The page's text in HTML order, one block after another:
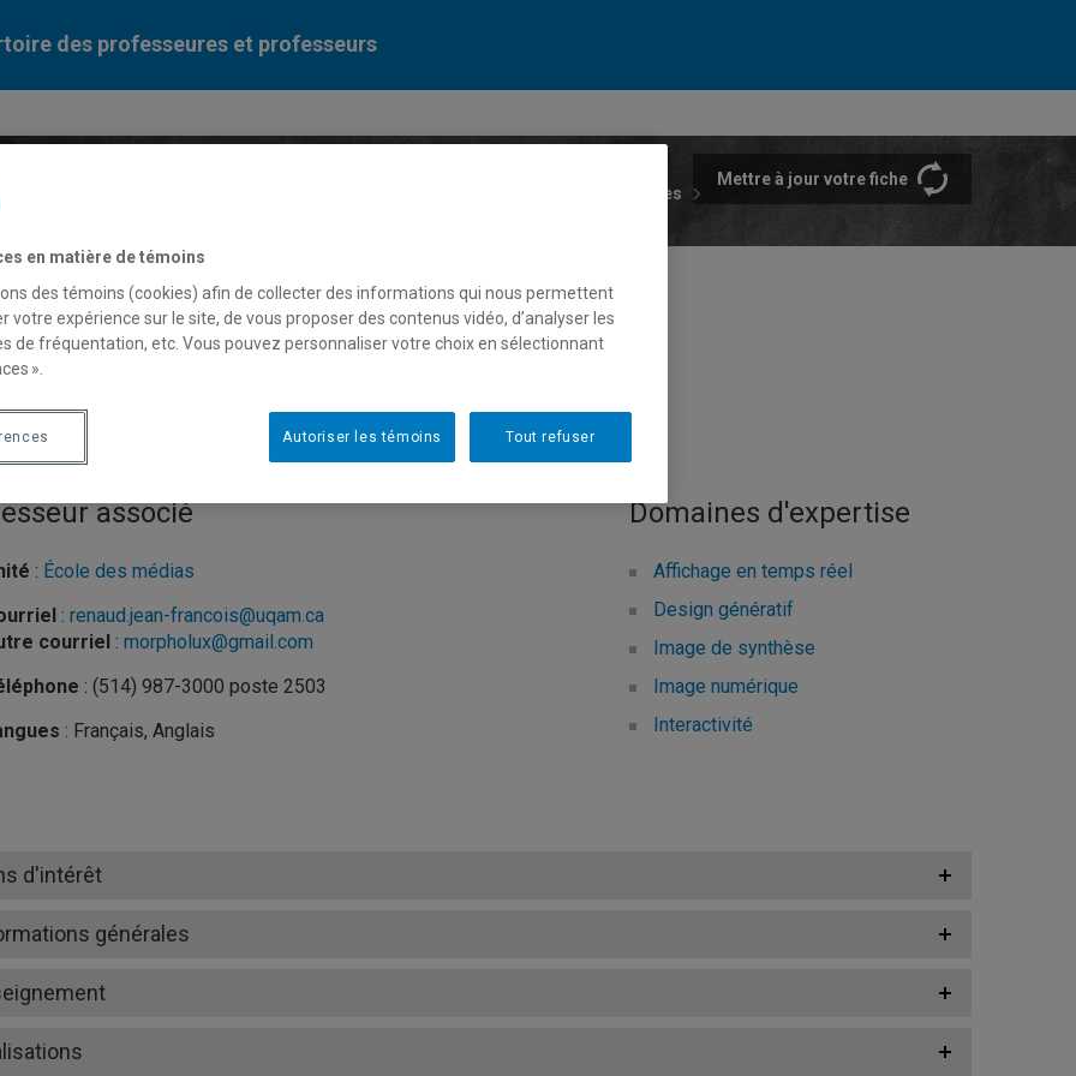
des professeures et professeurs
Liste des professeures et professeurs par départements et écoles
Mettre à jour votre fiche
François Renaud
associé
: École des médias
: renaud.jean-francois@uqam.ca
courriel: morpholux@gmail.com
: (514) 987-3000 poste 2503
: Français, Anglais
Domaines d'expertise
Affichage en temps réel
Design génératif
Image de synthèse
Image numérique
Interactivité
d'intérêt
générales
en matière de témoins
des témoins (cookies) afin de collecter des informations qui nous permettent
votre expérience sur le site, de vous proposer des contenus vidéo, d’analyser les
de fréquentation, etc. Vous pouvez personnaliser votre choix en sélectionnant
».
Tout refuser
Autoriser les témoins